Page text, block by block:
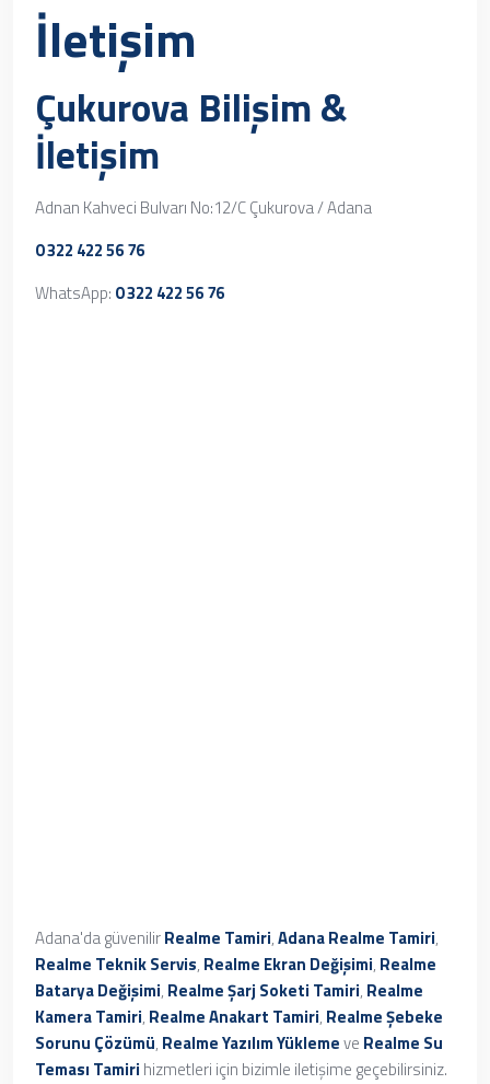
İletişim
Çukurova Bilişim &
İletişim
Adnan Kahveci Bulvarı No:12/C Çukurova / Adana
0 322 422 56 76
WhatsApp: 0 322 422 56 76
Adana'da güvenilirRealme Tamiri,Adana Realme Tamiri,
Realme Teknik Servis, Realme Ekran Değişimi, Realme
Batarya Değişimi, Realme Şarj Soketi Tamiri, Realme
Kamera Tamiri, Realme Anakart Tamiri, Realme Şebeke
Sorunu Çözümü, Realme Yazılım Yüklemeve Realme Su
Teması Tamiri hizmetleri için bizimle iletişime geçebilirsiniz.